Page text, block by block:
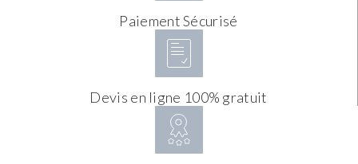
Paiement Sécurisé
Devis en ligne 100% gratuit